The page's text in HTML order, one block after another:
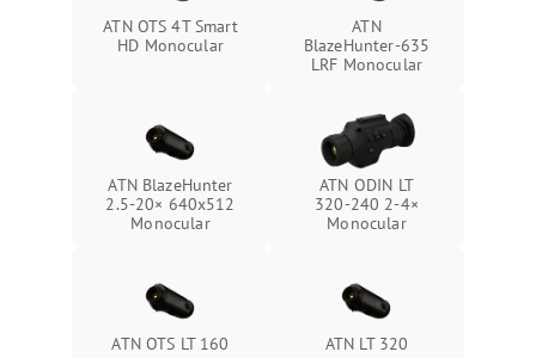
Повреждение печатной
2800 ₽ Подробнее →
Неисправность кнопок
Подробнее →
ATN OTS 4T Smart
HD Monocular
ATN
BlazeHunter‑635
LRF Monocular
ATN BlazeHunter
2.5‑20× 640x512
Monocular
ATN ODIN LT
320‑240 2‑4×
Monocular
ATN OTS LT 160 ATN LT 320